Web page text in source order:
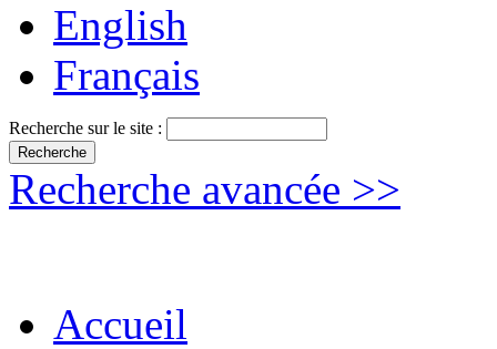
English
Français
Recherche sur le site :
Recherche avancée >>
Accueil